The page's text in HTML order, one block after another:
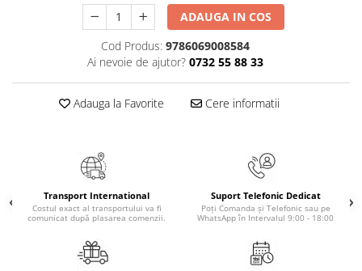
Literatura Romana
Literatura Universala
SF & Fantasy
Carte Prescolara, Joc
Descopera lumea
Descopera si invata
Din ograda
Povesti pe roti
Carti de colorat
ADAUGA IN COS
Cod Produs: 9786069008584
Ai nevoie de ajutor? 0732 55 88 33
Adauga la Favorite Cere informatii
Transport International
Costul exact al transportului va fi
comunicat după plasarea comenzii.
Suport Telefonic Dedicat
Poți Comanda și Telefonic sau pe
WhatsApp în Intervalul 9:00 - 18:00